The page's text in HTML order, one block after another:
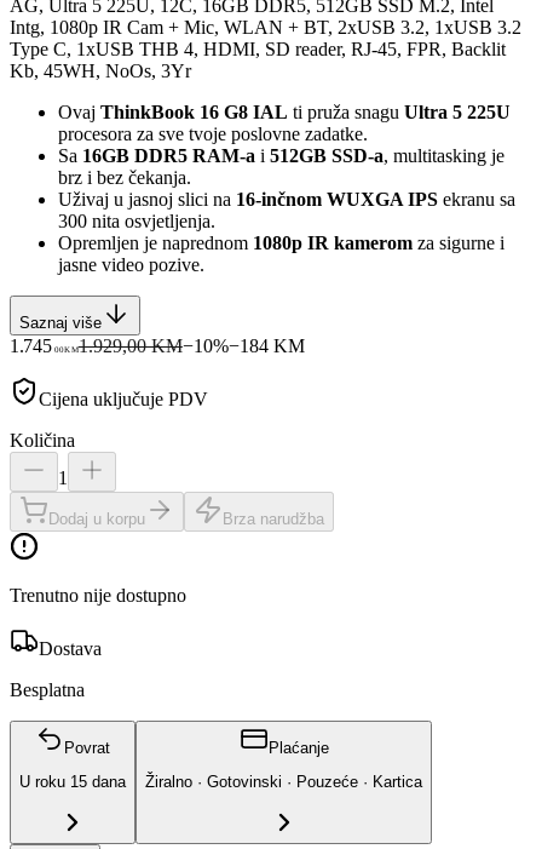
AG, Ultra 5 225U, 12C, 16GB DDR5, 512GB SSD M.2, Intel
Intg, 1080p IR Cam + Mic, WLAN + BT, 2xUSB 3.2, 1xUSB 3.2
Type C, 1xUSB THB 4, HDMI, SD reader, RJ-45, FPR, Backlit
Kb, 45WH, NoOs, 3Yr
Ovaj ThinkBook 16 G8 IAL ti pruža snagu Ultra 5 225U
procesora za sve tvoje poslovne zadatke.
Sa 16GB DDR5 RAM-a i 512GB SSD-a, multitasking je
brz i bez čekanja.
Uživaj u jasnoj slici na 16-inčnom WUXGA IPS ekranu sa
300 nita osvjetljenja.
Opremljen je naprednom 1080p IR kamerom za sigurne i
jasne video pozive.
Saznaj više
1.745 00KM1.929,00 KM−10%−184KM
Cijena uključuje PDV
Količina
1
Dodaj u korpu Brza narudžba
Trenutno nije dostupno
Dostava
Besplatna
Povrat
U roku 15 dana
Plaćanje
Žiralno · Gotovinski · Pouzeće · Kartica